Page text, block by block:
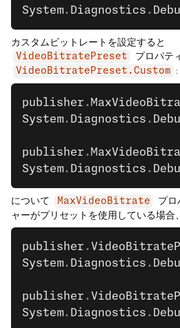
System. Diagnostics .
カスタムビットレートを設定すると
VideoBitratePreset プロパテ
VideoBitratePreset.Custom :
publisher .
System. Diagnostics .
publisher .
System. Diagnostics .
について MaxVideoBitrate
プロ
ャーがプリセットを使用している場合
publisher .
System. Diagnostics .
publisher .
System. Diagnostics .